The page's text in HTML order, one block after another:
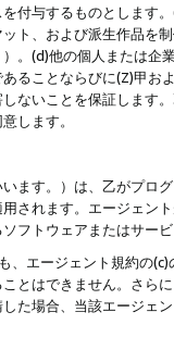
付与するものとします
ト、および派生作品を
。(d)他の個人または
ることならびに(Z)甲
ないことを保証します
します。
います。）は、乙がプロ
されます。エージェン
フトウェアまたはサー
、エージェント規約の
とはできません。さら
た場合、当該エージェ